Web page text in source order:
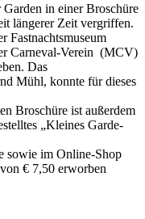
in einer Broschüre
längerer Zeit vergriffen.
Fastnachtsmuseum
Carneval-Verein (MCV)
Das
Mühl, konnte für dieses
Broschüre ist außerdem
„Kleines Garde-
sowie im Online-Shop
€ 7,50 erworben